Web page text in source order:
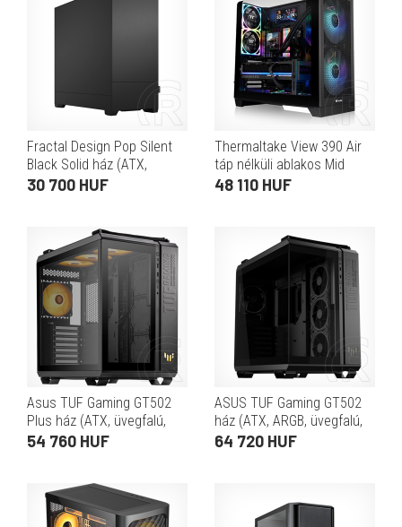
Fractal Design Pop Silent
Black Solid ház (ATX,
fekete)
30 700 HUF
Thermaltake View 390 Air
táp nélküli ablakos Mid
Tower számítógépház
48 110 HUF
Asus TUF Gaming GT502
Plus ház (ATX, üvegfalú,
fekete)
54 760 HUF
ASUS TUF Gaming GT502
ház (ATX, ARGB, üvegfalú,
tápegység nélkül, fekete)
64 720 HUF